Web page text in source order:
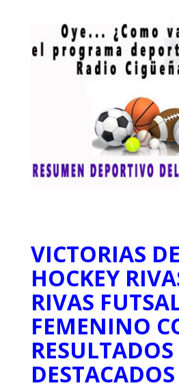
VICTORIAS
HOCKEY
RIVAS
FEMENINO
DESTACADOS